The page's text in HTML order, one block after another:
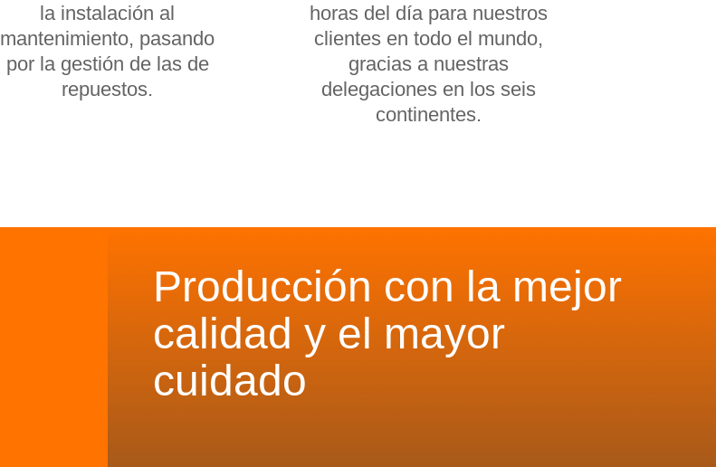
la instalación al
mantenimiento, pasando
por la gestión de las de
repuestos.
horas del día para nuestros
clientes en todo el mundo,
gracias a nuestras
delegaciones en los seis
continentes.
Producción con la mejor
calidad y el mayor
cuidado